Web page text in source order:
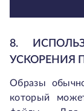
8.
УСКОРЕНИЯ
Образы
который